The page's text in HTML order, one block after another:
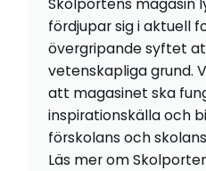
fördjupar sig i aktuell
övergripande syftet
vetenskapliga grund.
att magasinet ska
inspirationskälla och
förskolans och
Läs mer om